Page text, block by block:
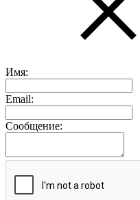
Имя:
Email:
Сообщение: